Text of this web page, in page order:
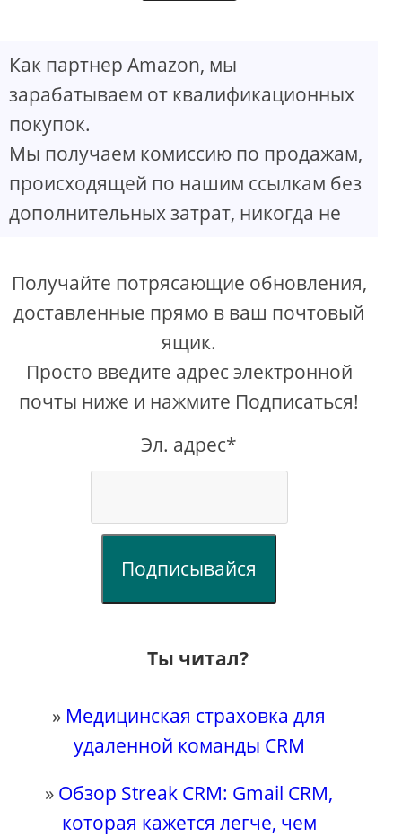
Как партнер Amazon, мы
зарабатываем от квалификационных
покупок.
Мы получаем комиссию по продажам,
происходящей по нашим ссылкам без
дополнительных затрат, никогда не
Получайте потрясающие обновления,
доставленные прямо в ваш почтовый
ящик.
Просто введите адрес электронной
почты ниже и нажмите Подписаться!
Эл. адрес*
Подписывайся
Ты читал?
» Медицинская страховка для
удаленной команды CRM
» Обзор Streak CRM: Gmail CRM,
которая кажется легче, чем